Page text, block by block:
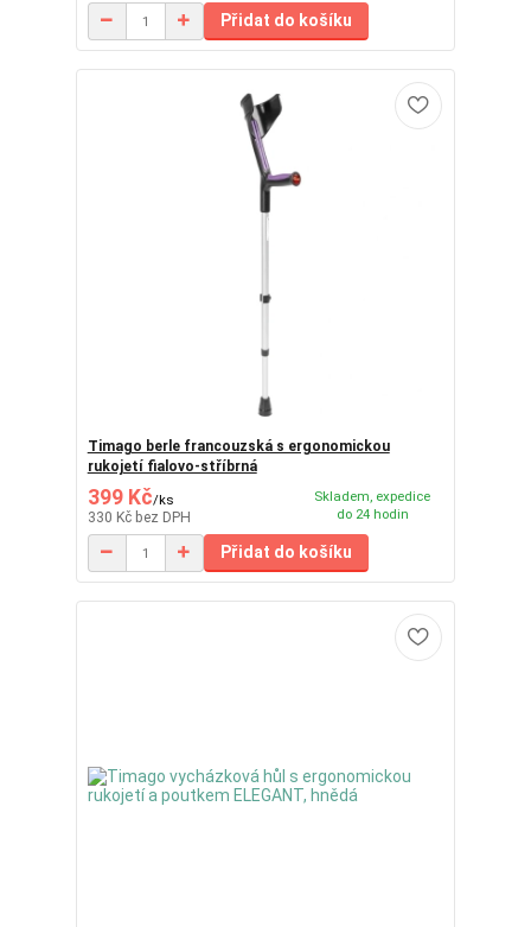
Přidat do košíku
Timago berle francouzská s ergonomickou
rukojetí fialovo-stříbrná
399 Kč/ks
330 Kč bez DPH
Skladem, expedice
do 24 hodin
Přidat do košíku